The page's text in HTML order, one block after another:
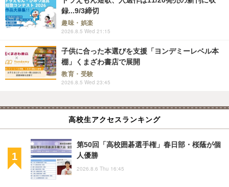
録...9/3締切
趣味・娯楽
2026.8.5 Wed 21:15
子供に合った本選びを支援「ヨンデミーレベル本
棚」くまざわ書店で展開
教育・受験
2026.8.5 Wed 23:45
高校生アクセスランキング
第50回「高校囲碁選手権」春日部・桜蔭が個
人優勝
2026.8.6 Thu 16:45